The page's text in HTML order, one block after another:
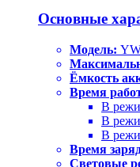
Основные
Модель:
Ёмкость
Время
В
В
В
Время
Световые